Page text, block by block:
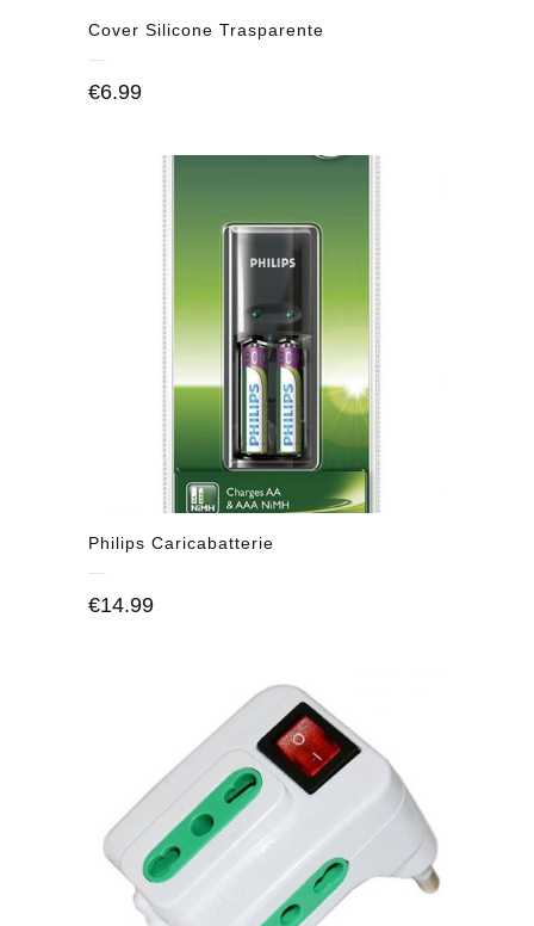
Cover Silicone Trasparente
€6.99
Philips Caricabatterie
€14.99